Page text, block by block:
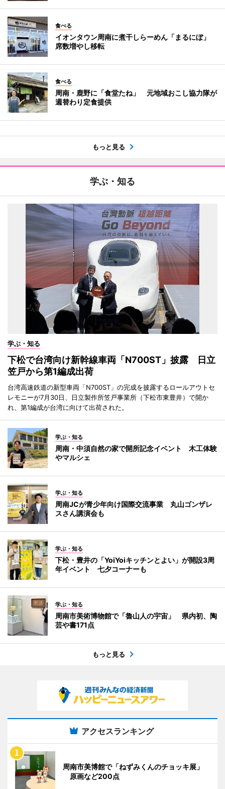
食べる
イオンタウン周南に煮干しらーめん「まるにぼ」
席数増やし移転
食べる
周南・鹿野に「食堂たね」 元地域おこし協力隊が
週替わり定食提供
もっと見る
学ぶ・知る
学ぶ・知る
下松で台湾向け新幹線車両「N700ST」披露 日立
笠戸から第1編成出荷
台湾高速鉄道の新型車両「N700ST」の完成を披露するロールアウトセ
レモニーが7月30日、日立製作所笠戸事業所（下松市東豊井）で開か
れ、第1編成が台湾に向けて出荷された。
学ぶ・知る
周南・中須自然の家で開所記念イベント 木工体験
やマルシェ
学ぶ・知る
周南JCが青少年向け国際交流事業 丸山ゴンザレ
スさん講演会も
学ぶ・知る
下松・豊井の「YoiYoiキッチンとよい」が開設3周
年イベント 七夕コーナーも
学ぶ・知る
周南市美術博物館で「魯山人の宇宙」 県内初、陶
芸や書171点
もっと見る
アクセスランキング
周南市美博館で「ねずみくんのチョッキ展」
原画など200点